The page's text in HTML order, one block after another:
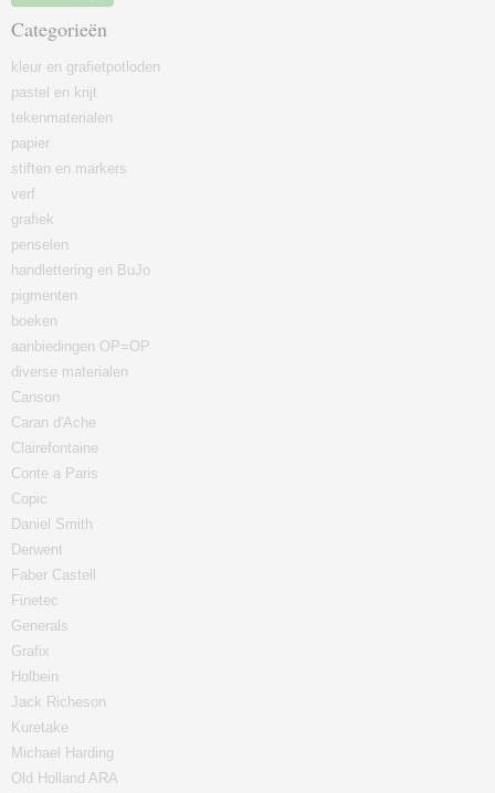
Categorieën
kleur en grafietpotloden
pastel en krijt
tekenmaterialen
papier
stiften en markers
verf
grafiek
penselen
handlettering en BuJo
pigmenten
boeken
aanbiedingen OP=OP
diverse materialen
Canson
Caran d'Ache
Clairefontaine
Conte a Paris
Copic
Daniel Smith
Derwent
Faber Castell
Finetec
Generals
Grafix
Holbein
Jack Richeson
Kuretake
Michael Harding
Old Holland ARA